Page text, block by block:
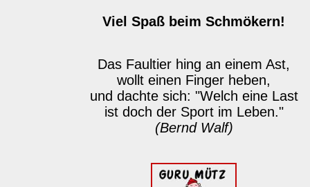
Viel Spaß beim Schmökern!
Das Faultier hing an einem Ast,
wollt einen Finger heben,
und dachte sich: "Welch eine Last
ist doch der Sport im Leben."
(Bernd Walf)